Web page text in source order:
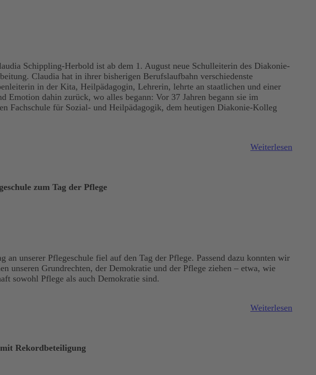
Schippling-Herbold ist ab dem 1. August neue Schulleiterin des Diakonie-
Claudia hat in ihrer bisherigen Berufslaufbahn verschiedenste
in der Kita, Heilpädagogin, Lehrerin, lehrte an staatlichen und einer
Emotion dahin zurück, wo alles begann: Vor 37 Jahren begann sie im
Fachschule für Sozial- und Heilpädagogik, dem heutigen Diakonie-Kolleg
Weiterlesen
zum Tag der Pflege
an unserer Pflegeschule fiel auf den Tag der Pflege. Passend dazu konnten wir
unseren Grundrechten, der Demokratie und der Pflege ziehen – etwa, wie
sowohl Pflege als auch Demokratie sind.
Weiterlesen
Rekordbeteiligung